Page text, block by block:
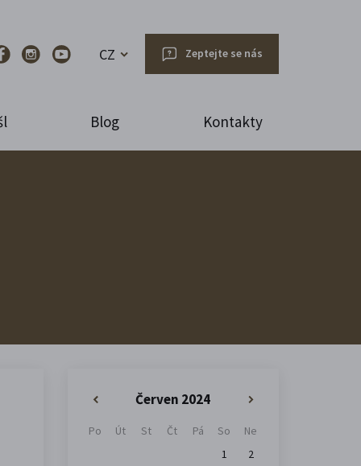
CZ Zeptejte se nás
Blog Kontakty
Červen 2024»
Po Út St Čt Pá So
Ne
1
2